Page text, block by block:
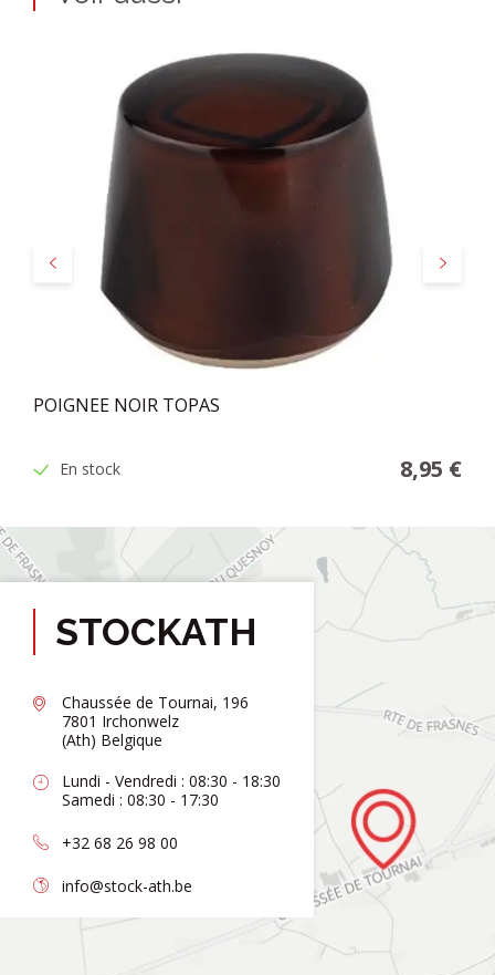
Précédent Suivant
POIGNEE NOIR TOPAS
En stock 8,95 €
STOCKATH
Chaussée de Tournai, 196
7801 Irchonwelz
(Ath) Belgique
Lundi - Vendredi : 08:30 - 18:30
Samedi : 08:30 - 17:30
+32 68 26 98 00
info@stock-ath.be